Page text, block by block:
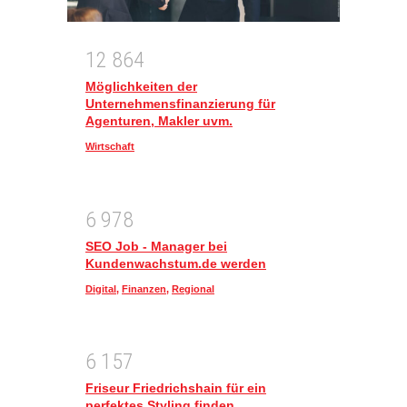
1 2 864
Möglichkeiten der
Unternehmensfinanzierung für
Agenturen, Makler uvm.
Wirtschaft
6 978
SEO Job - Manager bei
Kundenwachstum.de werden
Digital, Finanzen, Regional
6 1 57
Friseur Friedrichshain für ein